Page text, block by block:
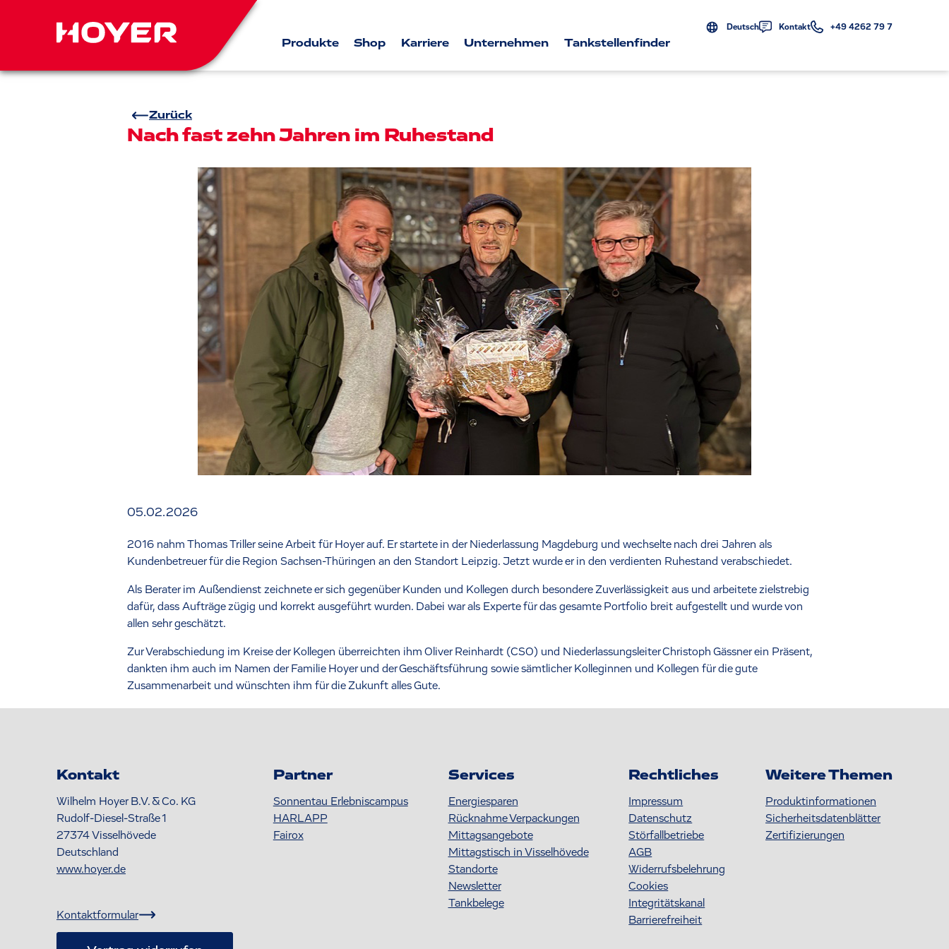
Deutsch Kontakt +49 4262 79 7
Produkte Shop Karriere Unternehmen Tankstellenfinder
Zurück
Nach fast zehn Jahren im Ruhestand
05.02.2026
2016 nahm Thomas Triller seine Arbeit für Hoyer auf. Er startete in der Niederlassung Magdeburg und wechselte nach drei Jahren als
Kundenbetreuer für die Region Sachsen-Thüringen an den Standort Leipzig. Jetzt wurde er in den verdienten Ruhestand verabschiedet.
Als Berater im Außendienst zeichnete er sich gegenüber Kunden und Kollegen durch besondere Zuverlässigkeit aus und arbeitete zielstrebig
dafür, dass Aufträge zügig und korrekt ausgeführt wurden. Dabei war als Experte für das gesamte Portfolio breit aufgestellt und wurde von
allen sehr geschätzt.
Zur Verabschiedung im Kreise der Kollegen überreichten ihm Oliver Reinhardt (CSO) und Niederlassungsleiter Christoph Gässner ein Präsent,
dankten ihm auch im Namen der Familie Hoyer und der Geschäftsführung sowie sämtlicher Kolleginnen und Kollegen für die gute
Zusammenarbeit und wünschten ihm für die Zukunft alles Gute.
Kontakt
Wilhelm Hoyer B.V. & Co. KG
Rudolf-Diesel-Straße 1
27374Visselhövede
Deutschland
www.hoyer.de
Kontaktformular
Partner
Sonnentau Erlebniscampus
HARLAPP
Fairox
Services
Energiesparen
Rücknahme Verpackungen
Mittagsangebote
Mittagstisch in Visselhövede
Standorte
Newsletter
Tankbelege
Rechtliches
Impressum
Datenschutz
Störfallbetriebe
AGB
Widerrufsbelehrung
Cookies
Integritätskanal
Barrierefreiheit
Weitere Themen
Produktinformationen
S icherheitsdatenblätter
Zertifizierungen